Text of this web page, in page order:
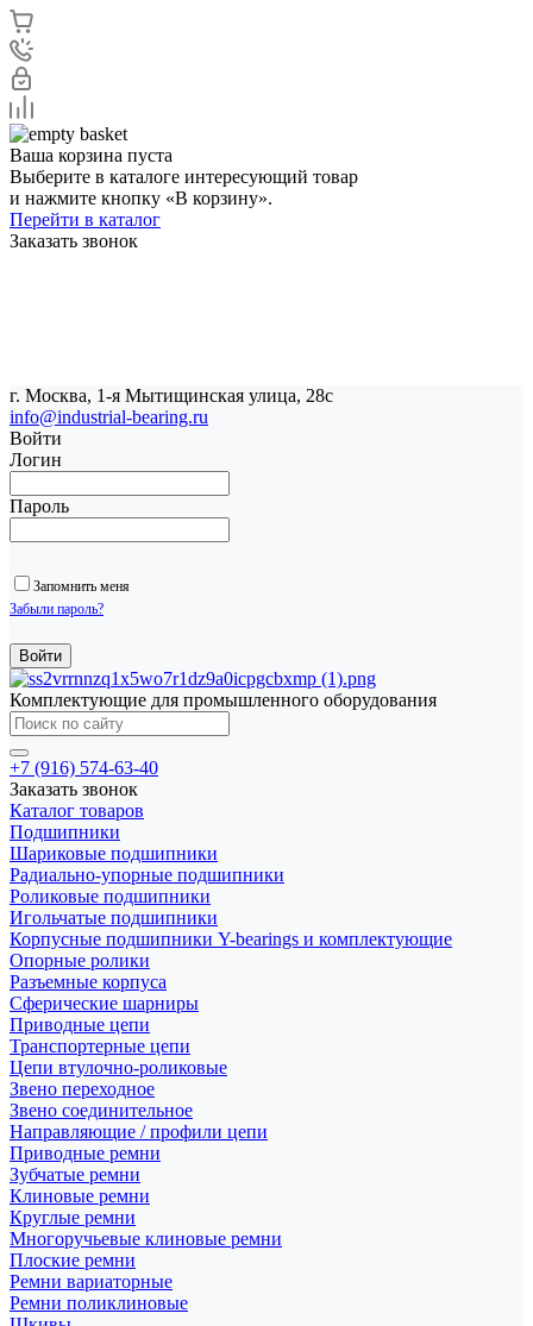
Ваша корзина пуста
Выберите в каталоге интересующий товар
и нажмите кнопку «В корзину».
Перейти в каталог
Заказать звонок
г. Москва, 1-я Мытищинская улица, 28с
info@industrial-bearing.ru
Войти
Логин
Пароль
Запомнить меня
Забыли пароль?
Комплектующие для промышленного оборудования
+7 (916) 574-63-40
Заказать звонок
Каталог товаров
Подшипники
Шариковые подшипники
Радиально-упорные подшипники
Роликовые подшипники
Игольчатые подшипники
Корпусные подшипники Y-bearings и комплектующие
Опорные ролики
Разъемные корпуса
Сферические шарниры
Приводные цепи
Транспортерные цепи
Цепи втулочно-роликовые
Звено переходное
Звено соединительное
Направляющие / профили цепи
Приводные ремни
Зубчатые ремни
Клиновые ремни
Круглые ремни
Многоручьевые клиновые ремни
Плоские ремни
Ремни вариаторные
Ремни поликлиновые